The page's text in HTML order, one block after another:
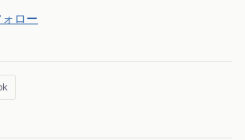
ロー